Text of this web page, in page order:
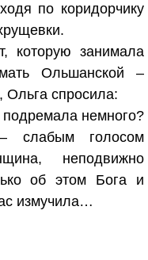
по коридорчику
которую занимала
Ольшанской –
Ольга спросила:
немного?
слабым голосом
неподвижно
об этом Бога и
измучила…